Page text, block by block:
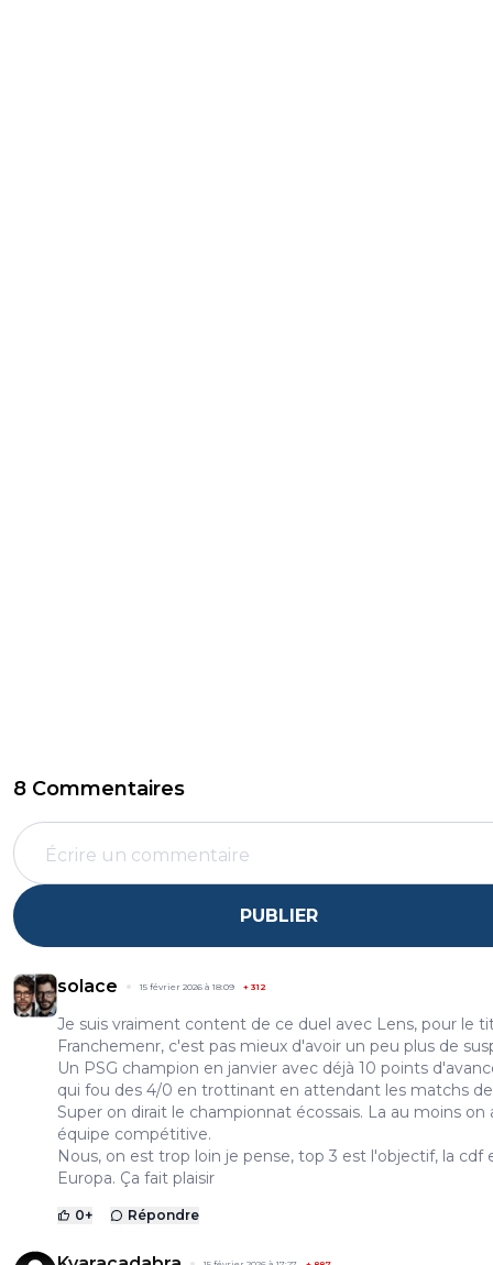
8 Commentaires
PUBLIER
solace 15 février 2026 à 18:09 + 312
Je suis vraiment content de ce duel avec Lens, pour le
Franchemenr, c'est pas mieux d'avoir un peu plus de
Un PSG champion en janvier avec déjà 10 points
qui fou des 4/0 en trottinant en attendant les matchs de
Super on dirait le championnat écossais. La au moins on
équipe compétitive.
Nous, on est trop loin je pense, top 3 est l'objectif, la cdf
Europa. Ça fait plaisir
0+ Répondre